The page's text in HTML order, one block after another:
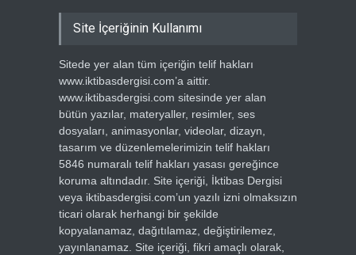
Site İçeriğinin Kullanımı
Sitede yer alan tüm içeriğin telif hakları
www.iktibasdergisi.com’a aittir.
www.iktibasdergisi.com sitesinde yer alan
bütün yazılar, materyaller, resimler, ses
dosyaları, animasyonlar, videolar, dizayn,
tasarım ve düzenlemelerimizin telif hakları
5846 numaralı telif hakları yasası gereğince
koruma altındadır. Site içeriği, İktibas Dergisi
veya iktibasdergisi.com’un yazılı izni olmaksızın
ticari olarak herhangi bir şekilde
kopyalanamaz, dağıtılamaz, değiştirilemez,
yayınlanamaz. Site içeriği, fikri amaçlı olarak,